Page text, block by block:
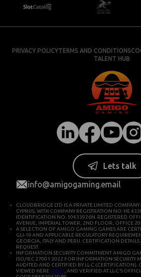
PRIVACY POLICYTERMS AND CONDITIONS
TALENT HUB
Lets talk
info@amigogaming.email
CLOUDBRIDGE LTD IS A PRIVATE LIMITED
CYPRUS, WITH COMPANY REGISTRATION NO. HE
IDENTIFICATION NO. 10433926N. REGISTERED
AVENUE, IMPERIAL TOWER, 2ND FLOOR, OFFICE
A SELECTION OF AMIGO GAMING GAMES ARE
GLI-19 AND APPLICABLE REGULATORY
GEORGIA, ITALY AND PERU. CERTIFICATION
REQUEST.
INFORMATION SECURITY COMMITMENT: AMIGO
ISO/IEC 27001:2022 FOR INFORMATION SECURITY
AUDITED AND CERTIFIED BY LL-C (CERTIFICATION).
VIEWED HERE (PDF) , AND VERIFIED AT LL-C’S